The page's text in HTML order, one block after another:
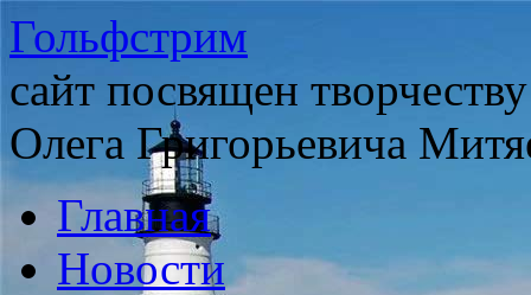
Гольфстрим
сайт посвящен
Олега Григорьевича
Главная
Новости